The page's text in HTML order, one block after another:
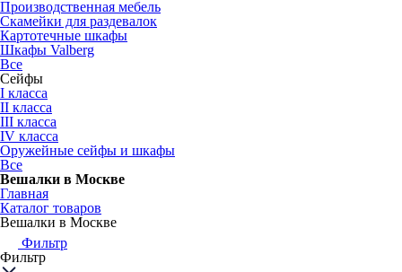
Производственная мебель
Скамейки для раздевалок
Картотечные шкафы
Шкафы Valberg
Все
Сейфы
I класса
II класса
III класса
IV класса
Оружейные сейфы и шкафы
Все
Вешалки в Москве
Главная
Каталог товаров
Вешалки в Москве
Фильтр
Фильтр